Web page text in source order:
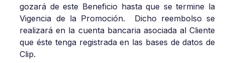
gozará de este Beneficio hasta que se termine la
Vigencia de la Promoción. Dicho reembolso se
realizará en la cuenta bancaria asociada al Cliente
que éste tenga registrada en las bases de datos de
Clip.